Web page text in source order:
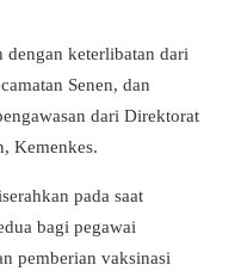
keterlibatan dari
Senen, dan
dari Direktorat
Kemenkes.
pada saat
bagi pegawai
pemberian vaksinasi